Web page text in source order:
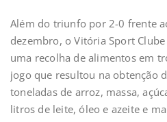
Além do triunfo por 2-0 frente
dezembro, o Vitória Sport
uma recolha de alimentos em
jogo que resultou na obtenção
toneladas de arroz, massa,
litros de leite, óleo e azeite e